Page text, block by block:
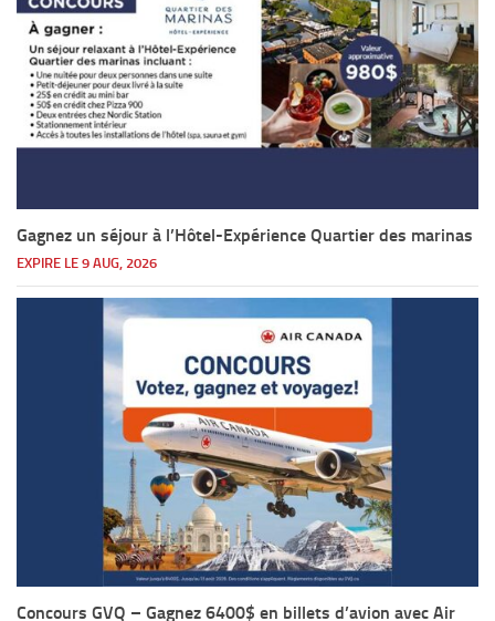
Gagnez un séjour à l’Hôtel-Expérience Quartier des marinas
EXPIRE LE 9 AUG, 2026
Concours GVQ – Gagnez 6400$ en billets d’avion avec Air